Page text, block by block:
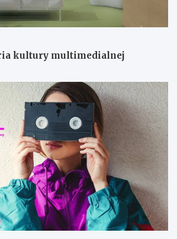
kultury multimedialnej